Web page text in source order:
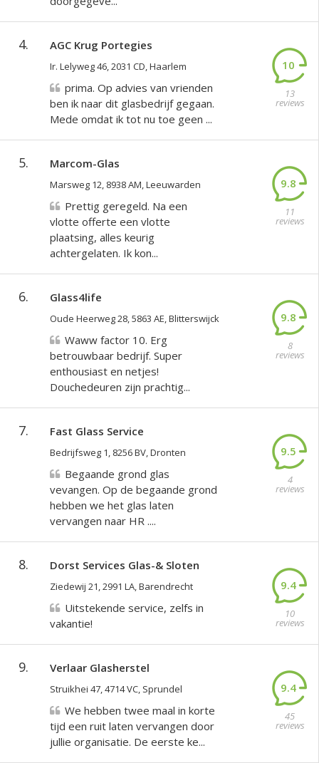
4. AGC Krug Portegies
Ir. Lelyweg 46, 2031 CD, Haarlem 10
13
reviews
prima. Op advies van vrienden
ben ik naar dit glasbedrijf gegaan.
Mede omdat ik tot nu toe geen ...
5. Marcom-Glas
Marsweg 12, 8938 AM, Leeuwarden 9.8
11
reviews
Prettig geregeld. Na een
vlotte offerte een vlotte
plaatsing, alles keurig
achtergelaten. Ik kon...
6. Glass4life
Oude Heerweg 28, 5863 AE, Blitterswijck 9.8
8
reviews
Waww factor 10. Erg
betrouwbaar bedrijf. Super
enthousiast en netjes!
Douchedeuren zijn prachtig...
7. Fast Glass Service
Bedrijfsweg 1, 8256 BV, Dronten 9.5
4
reviews
Begaande grond glas
vevangen. Op de begaande grond
hebben we het glas laten
vervangen naar HR ....
8. Dorst Services Glas-& Sloten
Ziedewij 21, 2991 LA, Barendrecht 9.4
10
reviews
Uitstekende service, zelfs in
vakantie!
9. Verlaar Glasherstel
Struikhei 47, 4714 VC, Sprundel 9.4
45
reviews
We hebben twee maal in korte
tijd een ruit laten vervangen door
jullie organisatie. De eerste ke...